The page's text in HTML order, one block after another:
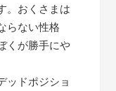
。おくさまは
らない性格
くが勝手にや
ッドポジショ